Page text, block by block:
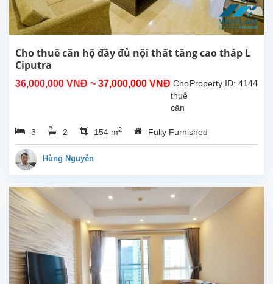
tốt,
cho
căn...
Cho thuê căn hộ đầy đủ nội thất tâng cao tháp L
Ciputra
36,000,000 VNĐ ~ 37,000,000 VNĐ Property ID: 4144
Cho
thuê
căn
đầy
đủ
154m
Căn
hộ
mới
cải
đẹp,
nằm
3 2 154 m2 Fully Furnished
Hùng Nguyễn